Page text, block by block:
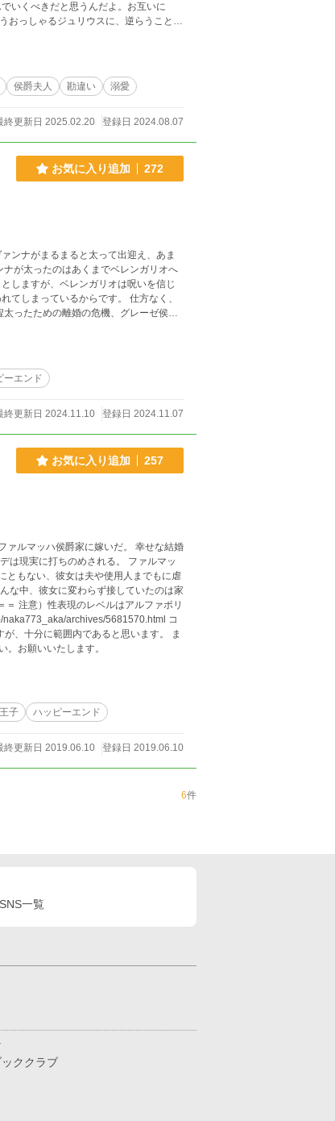
いくべきだと思うんだよ。お互いに
おっしゃるジュリウスに、逆らうことも
侯爵夫人 勘違い 溺愛
終更新日 2025.02.20 登録日 2024.08.07
お気に入り追加 272
ンナがまるまると太って出迎え、あま
が太ったのはあくまでベレンガリオへ
しますが、ベレンガリオは呪いを信じ
てしまっているからです。 仕方なく、
ったための離婚の危機、グレーゼ侯爵
ーエンド
終更新日 2024.11.10 登録日 2024.11.07
お気に入り追加 257
ァルマッハ侯爵家に嫁いだ。 幸せな結婚
ともない、彼女は夫や使用人までもに虐
archives/5681570.html コ
、十分に範囲内であると思います。 ま
お願いいたします。
王子 ハッピーエンド
終更新日 2019.06.10 登録日 2019.06.10
6件
一覧
ッククラブ